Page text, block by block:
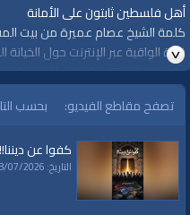
أهل فلسطين ثابتون على الأمانة
كلمة الشيخ عصام عميرة من بيت
قناة الواقية عبر الإنترنت حول
https://youtu.be/E5l1G4_H40s
السبت 02 صفر 1442 هـ الموافق 19 أيلول / سبتمبر 2020م
#قناة_الواقية
#مؤتمر
#البراءة_من_الخيانة_العظمى
تصفح مقاطع الفيديو: بحسب
كفوا عن ديننا!!
التاريخ: 08/07/2026